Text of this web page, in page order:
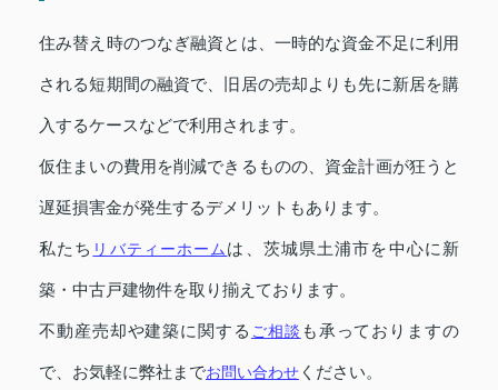
住み替え時のつなぎ融資とは、一時的な資金不足に利用
される短期間の融資で、旧居の売却よりも先に新居を購
入するケースなどで利用されます。
仮住まいの費用を削減できるものの、資金計画が狂うと
遅延損害金が発生するデメリットもあります。
私たち リバティーホーム は、茨城県土浦市を中心に新
築・中古戸建物件を取り揃えております。
不動産売却や建築に関する ご相談 も承っておりますの
で、お気軽に弊社までお問い合わせ ください。